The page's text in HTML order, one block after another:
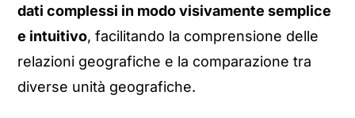
dati complessi in modo visivamente semplice
e intuitivo, facilitando la comprensione delle
relazioni geografiche e la comparazione tra
diverse unità geografiche.